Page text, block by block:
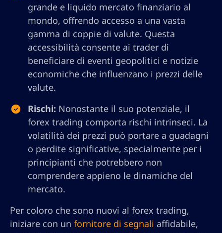
grande e liquido mercato finanziario al
mondo, offrendo accesso a una vasta
gamma di coppie di valute. Questa
accessibilità consente ai trader di
beneficiare di eventi geopolitici e notizie
economiche che influenzano i prezzi delle
valute.
Rischi: Nonostante il suo potenziale, il
forex trading comporta rischi intrinseci. La
volatilità dei prezzi può portare a guadagni
o perdite significative, specialmente per i
principianti che potrebbero non
comprendere appieno le dinamiche del
mercato.
Per coloro che sono nuovi al forex trading,
iniziare con un fornitore di segnali affidabile,